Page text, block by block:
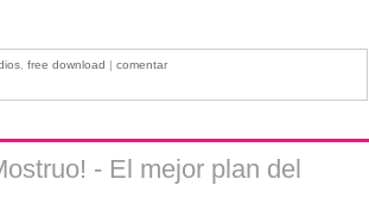
free download | comentar
- El mejor plan del